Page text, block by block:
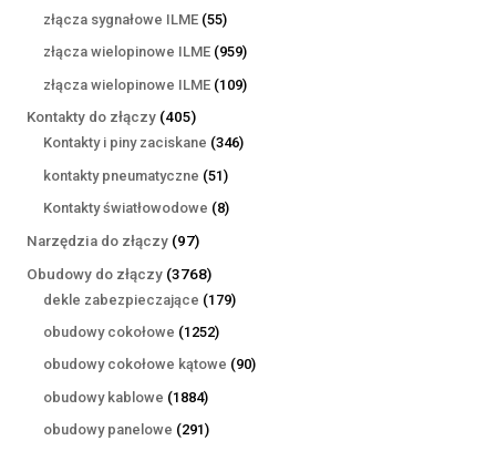
złącza sygnałowe ILME 5555
produktów
złącza wielopinowe ILME 959959
produktów
złącza wielopinowe ILME 109109
Kontakty do złączy 405405
produktów
Kontakty i piny zaciskane 346346
kontakty pneumatyczne 5151
produktów
Kontakty światłowodowe 88
Narzędzia do złączy 9797
produktów
Obudowy do złączy 37683768
produktów
dekle zabezpieczające 179179
obudowy cokołowe 12521252
produkty
obudowy cokołowe kątowe 9090
obudowy kablowe 18841884
produkty
obudowy panelowe 291291